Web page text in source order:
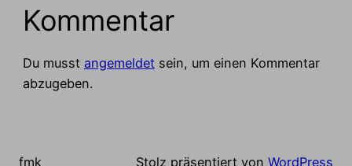
Kommentar
Du musst angemeldetsein, um einen Kommentar
abzugeben.
fmk Stolz präsentiert von WordPress